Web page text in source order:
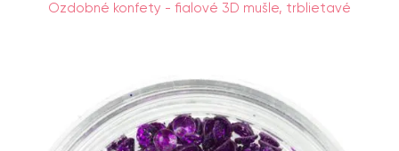
Ozdobné konfety - fialové 3D mušle, trblietavé